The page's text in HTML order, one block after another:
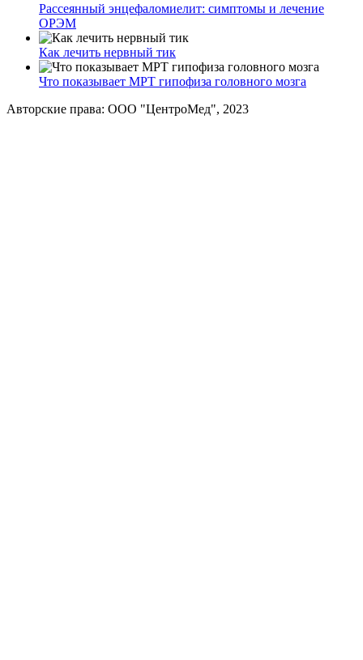
Рассеянный энцефаломиелит: симптомы и лечение
ОРЭМ
Как лечить нервный тик
Что показывает МРТ гипофиза головного мозга
Авторские права: ООО "ЦентроМед", 2023